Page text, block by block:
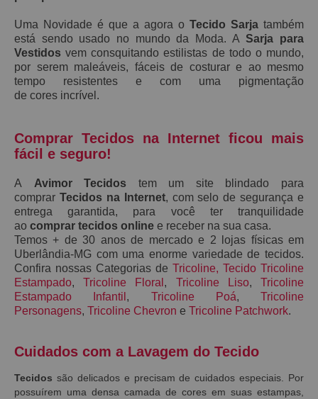
Uma Novidade é que a agora o Tecido Sarja também
está sendo usado no mundo da Moda. ASarja para
Vestidos vem consquitando estilistas de todo o mundo,
por serem maleáveis, fáceis de costurar e ao mesmo
tempo resistentes e com uma pigmentação
de cores incrível.
Comprar Tecidos na Internet ficou mais
fácil e seguro!
A Avimor Tecidos tem um site blindado para
comprar Tecidos na Internet, com selo de segurança e
entrega garantida, para você ter tranquilidade
ao comprar tecidos online e receber na sua casa.
Temos + de 30 anos de mercado e 2 lojas físicas em
Uberlândia-MG com uma enorme variedade de tecidos.
Confira nossas Categorias de Tricoline, Tecido Tricoline
Estampado,Tricoline Floral , Tricoline Liso,Tricoline
Estampado Infantil , Tricoline Poá, Tricoline
Personagens, Tricoline Chevron e Tricoline Patchwork.
Cuidados com a Lavagem do Tecido
Tecidos são delicados e precisam de cuidados especiais. Por
possuírem uma densa camada de cores em suas estampas,